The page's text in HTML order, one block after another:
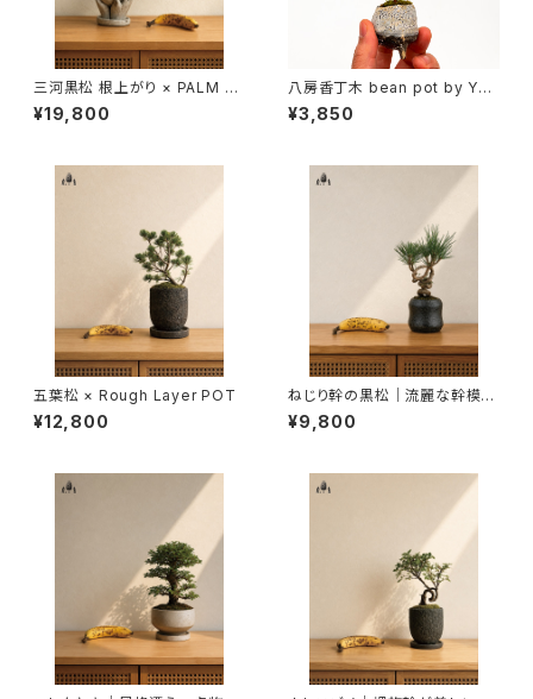
三河黒松 根上がり × PALM P
OT｜掌から育つ生命
¥19,800
八房香丁木 bean pot by YO
YO窯A
¥3,850
五葉松 × Rough Layer POT
¥12,800
ねじり幹の黒松｜流麗な幹模様
を楽しむ一点物盆栽
¥9,800